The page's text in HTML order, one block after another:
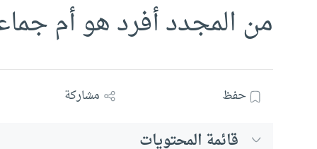
من المجدد أفرد هو أم
حفظ مشاركة
قائمة المحتويات